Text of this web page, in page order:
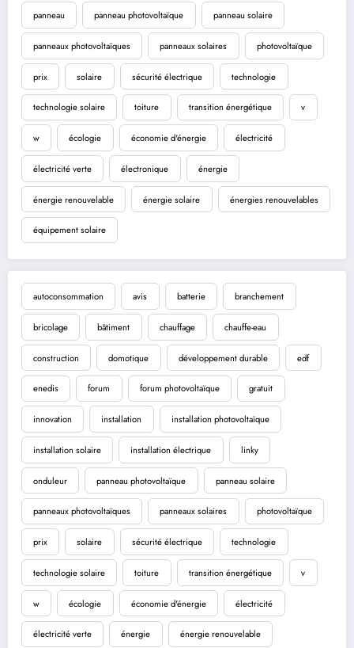
panneau panneau photovoltaïque panneau solaire
panneaux photovoltaïques panneaux solaires photovoltaïque
prix solaire sécurité électrique technologie
technologie solaire toiture transition énergétique v
w écologie économie d'énergie électricité
électricité verte électronique énergie
énergie renouvelable énergie solaire énergies renouvelables
équipement solaire
autoconsommation avis batterie branchement
bricolage bâtiment chauffage chauffe-eau
construction domotique développement durable edf
enedis forum forum photovoltaïque gratuit
innovation installation installation photovoltaïque
installation solaire installation électrique linky
onduleur panneau photovoltaïque panneau solaire
panneaux photovoltaïques panneaux solaires photovoltaïque
prix solaire sécurité électrique technologie
technologie solaire toiture transition énergétique v
w écologie économie d'énergie électricité
électricité verte énergie énergie renouvelable